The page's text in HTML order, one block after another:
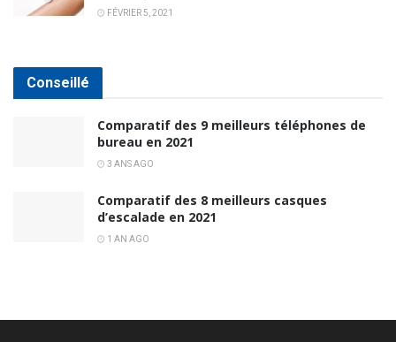
FÉVRIER 5, 2021
Conseillé
Comparatif des 9 meilleurs téléphones de
bureau en 2021
3 ANS AGO
Comparatif des 8 meilleurs casques
d’escalade en 2021
1 AN AGO